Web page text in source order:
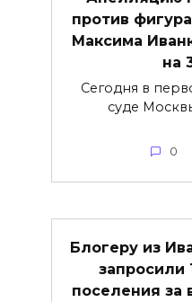
против
Максима
на
Сегодня в
суде
0
Блогеру из
запросили
поселения за